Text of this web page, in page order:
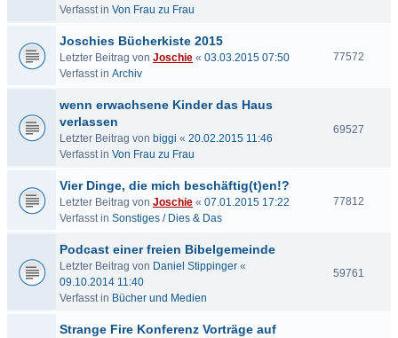
Verfasst in Von Frau zu Frau
Joschies Bücherkiste 2015
Letzter Beitrag von Joschie « 03.03.2015 07:50
Verfasst in Archiv
77572
wenn erwachsene Kinder das Haus
verlassen
Letzter Beitrag von biggi « 20.02.2015 11:46
Verfasst in Von Frau zu Frau
69527
Vier Dinge, die mich beschäftig(t)en!?
Letzter Beitrag von Joschie « 07.01.2015 17:22
Verfasst in Sonstiges / Dies & Das
77812
Podcast einer freien Bibelgemeinde
Letzter Beitrag von Daniel Stippinger «
09.10.2014 11:40
Verfasst in Bücher und Medien
59761
Strange Fire Konferenz Vorträge auf